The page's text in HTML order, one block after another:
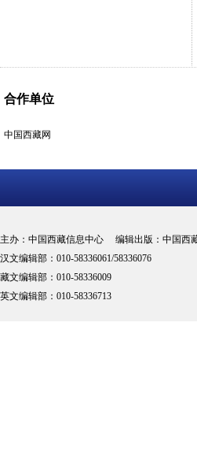
合作单位
中国西藏网
主办：中国西藏信息中心 编辑出版：中国西
汉文编辑部：010-58336061/58336076
藏文编辑部：010-58336009
英文编辑部：010-58336713